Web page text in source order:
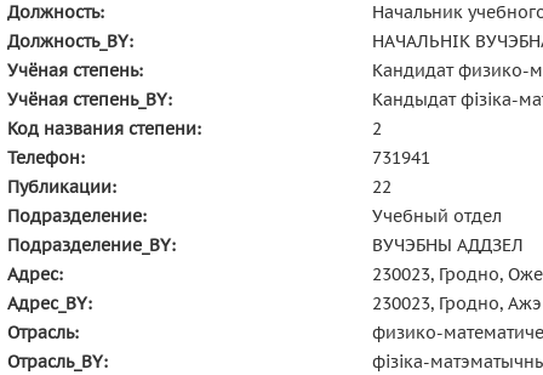
Должность:
Начальник
Должность_BY:
НАЧАЛЬНІК
Учёная степень:
Кандидат физико-
Учёная степень_BY:
Кандыдат фізіка-
Код названия степени:
2
Телефон:
731941
Публикации:
22
Подразделение:
Учебный отдел
Подразделение_BY:
ВУЧЭБНЫ АДДЗЕЛ
Адрес:
230023, Гродно,
Адрес_BY:
230023, Гродно,
Отрасль:
физико-
Отрасль_BY:
фізіка-